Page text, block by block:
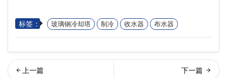
标签： 玻璃钢冷却塔 制冷 收水器 布水器